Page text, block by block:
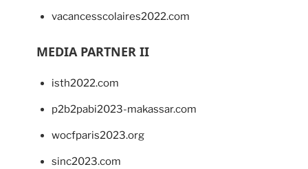
vacancesscolaires2022.com
MEDIA PARTNER II
isth2022.com
p2b2pabi2023-makassar.com
wocfparis2023.org
sinc2023.com